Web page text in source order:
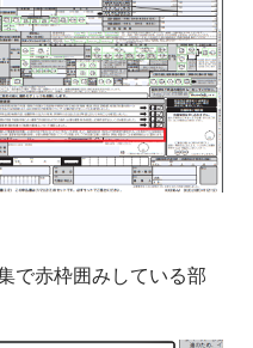
で赤枠囲みしている部